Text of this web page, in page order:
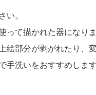
い。
って描かれた器になりま
絵部分が剥がれたり、
手洗いをおすすめします